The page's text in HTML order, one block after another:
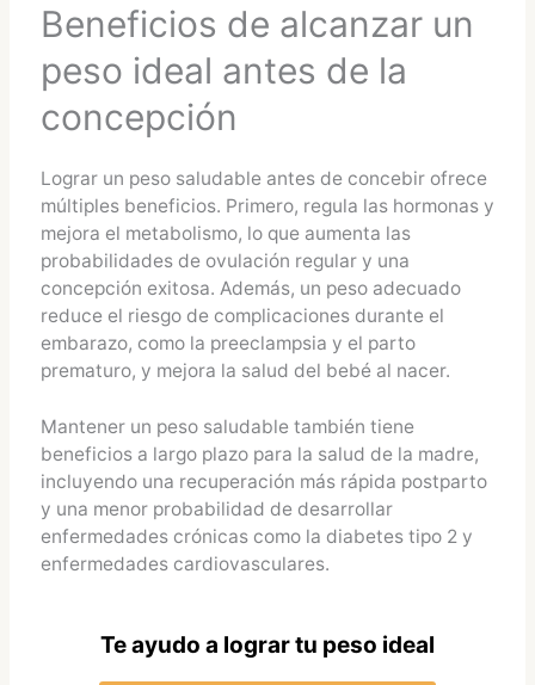
Beneficios de alcanzar un
peso ideal antes de la
concepción
Lograr un peso saludable antes de concebir ofrece
múltiples beneficios. Primero, regula las hormonas y
mejora el metabolismo, lo que aumenta las
probabilidades de ovulación regular y una
concepción exitosa. Además, un peso adecuado
reduce el riesgo de complicaciones durante el
embarazo, como la preeclampsia y el parto
prematuro, y mejora la salud del bebé al nacer.
Mantener un peso saludable también tiene
beneficios a largo plazo para la salud de la madre,
incluyendo una recuperación más rápida postparto
y una menor probabilidad de desarrollar
enfermedades crónicas como la diabetes tipo 2 y
enfermedades cardiovasculares.
Te ayudo a lograr tu peso ideal